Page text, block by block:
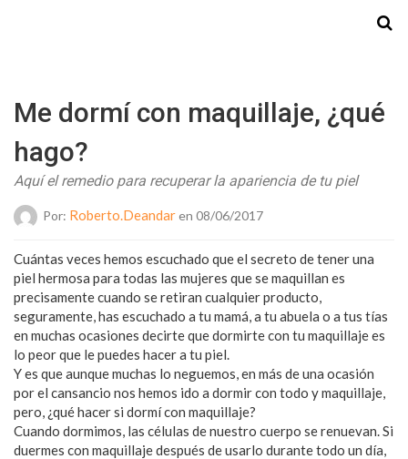
Me dormí con maquillaje, ¿qué
hago?
Aquí el remedio para recuperar la apariencia de tu piel
Por: Roberto.deandaren 08/06/2017
Cuántas veces hemos escuchado que el secreto de tener una
piel hermosa para todas las mujeres que se maquillan es
precisamente cuando se retiran cualquier producto,
seguramente, has escuchado a tu mamá, a tu abuela o a tus tías
en muchas ocasiones decirte que dormirte con tu maquillaje es
lo peor que le puedes hacer a tu piel.
Y es que aunque muchas lo neguemos, en más de una ocasión
por el cansancio nos hemos ido a dormir con todo y maquillaje,
pero, ¿qué hacer si dormí con maquillaje?
Cuando dormimos, las células de nuestro cuerpo se renuevan. Si
duermes con maquillaje después de usarlo durante todo un día,